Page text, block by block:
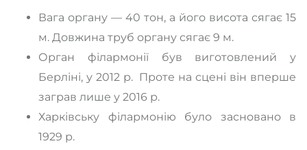
Вага органу — 40 тон, а його висота сягає 15
м. Довжина труб органу сягає 9 м.
Орган філармонії був виготовлений у
Берліні, у 2012 р. Проте на сцені він вперше
заграв лише у 2016 р.
Харківську філармонію було засновано в
1929 р.